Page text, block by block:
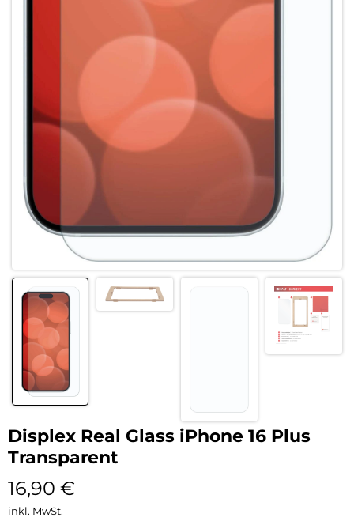
Displex Real Glass iPhone 16 Plus
Transparent
16,90 €
inkl. MwSt.